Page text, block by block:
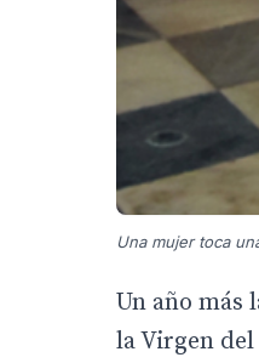
Una mujer toca
Un año más
la Virgen